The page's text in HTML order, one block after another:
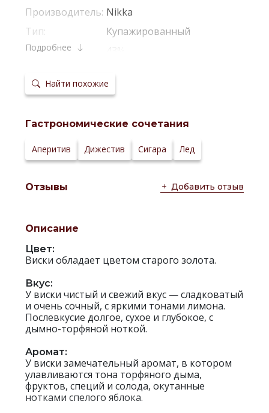
Производитель: Nikka
Тип:
Купажированный
Крепость:
сервировки:
Сайт
производителя:
Подробнее
Найти похожие
Гастрономические сочетания
Аперитив Дижестив Сигара Лед
Отзывы Добавить отзыв
Описание
Цвет:
Виски обладает цветом старого золота.
Вкус:
У виски чистый и свежий вкус — сладковатый
и очень сочный, с яркими тонами лимона.
Послевкусие долгое, сухое и глубокое, с
дымно-торфяной ноткой.
Аромат:
У виски замечательный аромат, в котором
улавливаются тона торфяного дыма,
фруктов, специй и солода, окутанные
нотками спелого яблока.